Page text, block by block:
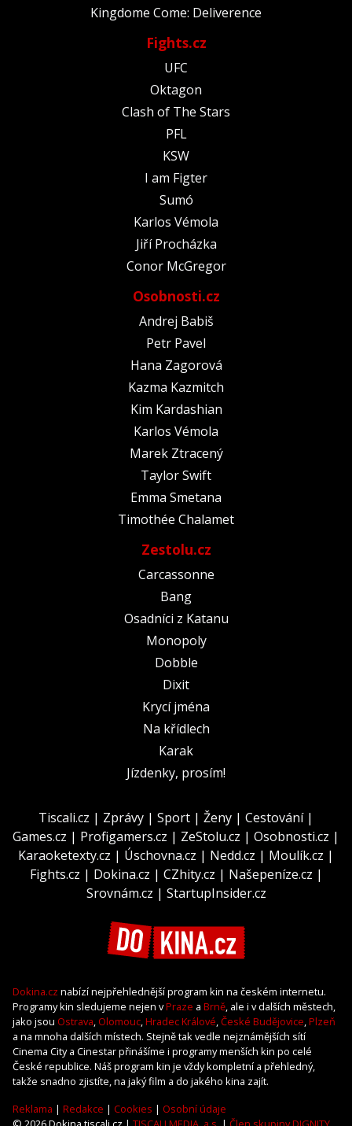
Kingdome Come: Deliverence
Fights.cz
UFC
Oktagon
Clash of The Stars
PFL
KSW
I am Figter
Sumó
Karlos Vémola
Jiří Procházka
Conor McGregor
Osobnosti.cz
Andrej Babiš
Petr Pavel
Hana Zagorová
Kazma Kazmitch
Kim Kardashian
Karlos Vémola
Marek Ztracený
Taylor Swift
Emma Smetana
Timothée Chalamet
Zestolu.cz
Carcassonne
Bang
Osadníci z Katanu
Monopoly
Dobble
Dixit
Krycí jména
Na křídlech
Karak
Jízdenky, prosím!
Tiscali.cz | Zprávy | Sport | Ženy | Cestování|
Games.cz | Profigamers.cz | ZeStolu.cz | Osobnosti.cz |
Karaoketexty.cz | Úschovna.cz | Nedd.cz | Moulík.cz |
Fights.cz | Dokina.cz | CZhity.cz | Našepeníze.cz |
Srovnám.cz | StartupInsider.cz
Dokina.cz nabízí nejpřehlednější program kin na českém internetu.
Programy kin sledujeme nejen vPraze a Brně, ale i v dalších městech,
jako jsou Ostrava, Olomouc,Hradec Králové,České Budějovice,Plzeň
a na mnoha dalších místech. Stejně tak vedle nejznámějších sítí
Cinema City a Cinestar přinášíme i programy menších kin po celé
České republice. Náš program kin je vždy kompletní a přehledný,
takže snadno zjistíte, na jaký film a do jakého kina zajít.
Reklama | Redakce | Cookies | Osobní údaje